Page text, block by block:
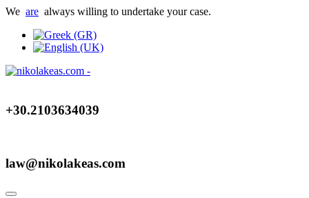
We are always willing to undertake your case.
+30.2103634039
law@nikolakeas.com